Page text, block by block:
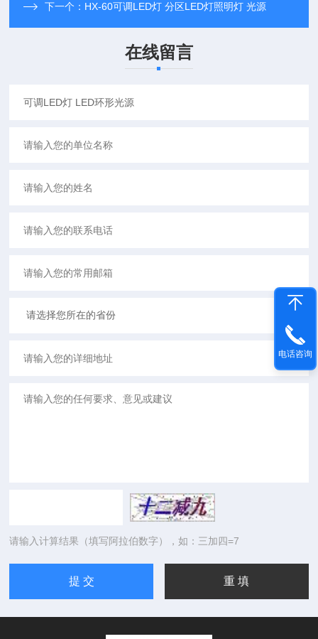
下一个： HX-60可调LED灯 分区LED灯照明灯 光源
在线留言
请输入计算结果（填写阿拉伯数字），如：三加四=7
电话咨询